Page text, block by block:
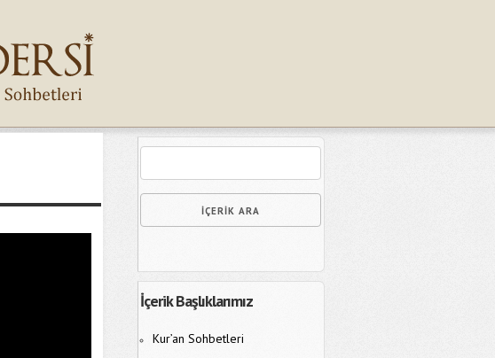
İçerik Başlıklarımız
Kur’an Sohbetleri